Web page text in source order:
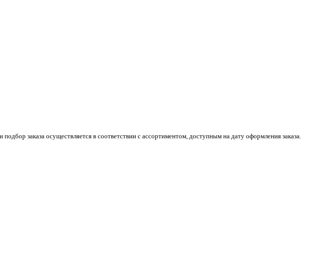
заказа осуществляется в соответствии с ассортиментом, доступным на дату оформления заказа.